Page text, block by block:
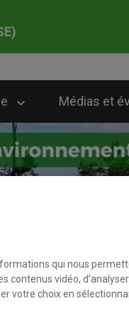
Médias et
qui nous
contenus vidéo,
votre choix en